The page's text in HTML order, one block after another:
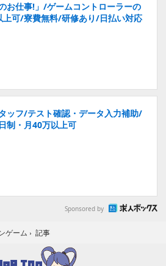
お仕事!」/ゲームコントローラーの
可/寮費無料/研修あり/日払い対応
ッフ/テスト確認・データ入力補助/
制・月40万以上可
Sponsored by
ゲーム › 記事